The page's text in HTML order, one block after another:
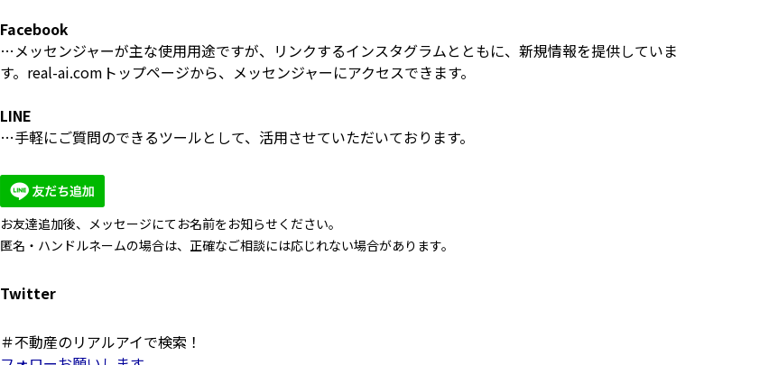
Facebook
…メッセンジャーが主な使用用途ですが、リンクするインスタグラムとともに、新規情報を提供していま
す。real-ai.comトップページから、メッセンジャーにアクセスできます。
LINE
…手軽にご質問のできるツールとして、活用させていただいております。
お友達追加後、メッセージにてお名前をお知らせください。
匿名・ハンドルネームの場合は、正確なご相談には応じれない場合があります。
Twitter
＃不動産のリアルアイで検索！